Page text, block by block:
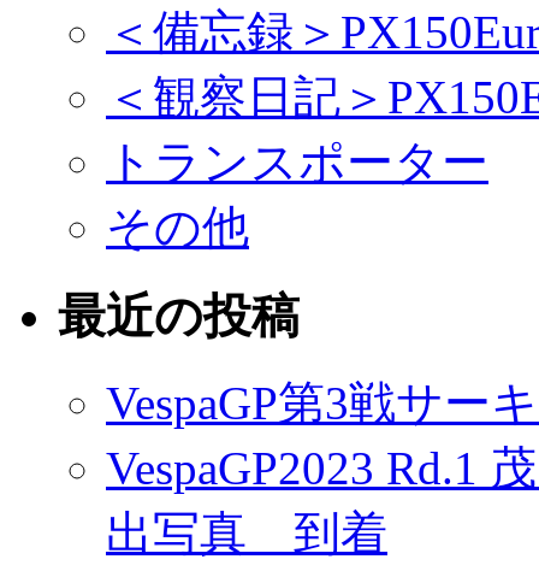
＜備忘録＞
＜観察日記＞
トランスポーター
その他
最近の投稿
VespaGP第3戦サ
VespaGP2023 Rd.1
出写真 到着